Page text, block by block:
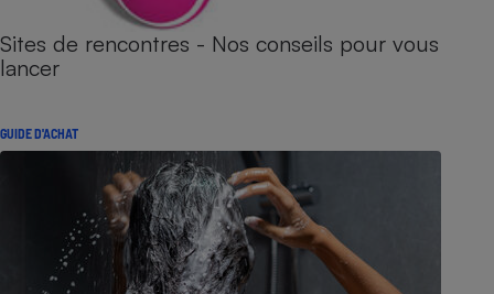
Sites de rencontres - Nos conseils pour vous
lancer
GUIDE D'ACHAT